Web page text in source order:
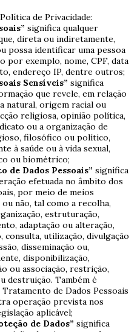
de Privacidade:
significa qualquer
direta ou indiretamente,
possa identificar uma pessoa
por exemplo, nome, CPF, data
endereço IP, dentre outros;
Sensíveis” significa
que revele, em relação
natural, origem racial ou
religiosa, opinião política,
ou a organização de
filosófico ou político,
à saúde ou à vida sexual,
ou biométrico;
de Dados Pessoais” significa
efetuada no âmbito dos
por meio de meios
não, tal como a recolha,
estruturação,
adaptação ou alteração,
consulta, utilização, divulgação
disseminação ou,
disponibilização,
ou associação, restrição,
destruição. Também é
de Dados Pessoais
operação prevista nos
aplicável;
de Dados” significa